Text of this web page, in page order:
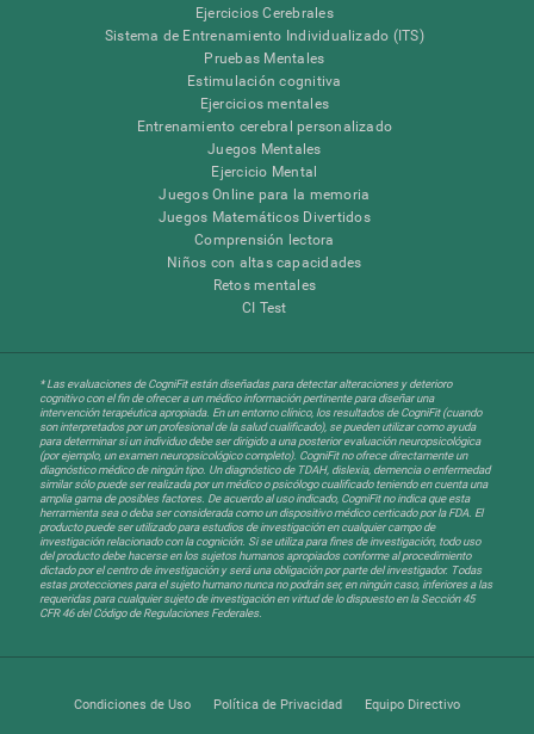
Ejercicios Cerebrales
Sistema de Entrenamiento Individualizado (ITS)
Pruebas Mentales
Estimulación cognitiva
Ejercicios mentales
Entrenamiento cerebral personalizado
Juegos Mentales
Ejercicio Mental
Juegos Online para la memoria
Juegos Matemáticos Divertidos
Comprensión lectora
Niños con altas capacidades
Retos mentales
CI Test
* Las evaluaciones de CogniFit están diseñadas para detectar alteraciones y deterioro
cognitivo con el fin de ofrecer a un médico información pertinente para diseñar una
intervención terapéutica apropiada. En un entorno clínico, los resultados de CogniFit (cuando
son interpretados por un profesional de la salud cualificado), se pueden utilizar como ayuda
para determinar si un individuo debe ser dirigido a una posterior evaluación neuropsicológica
(por ejemplo, un examen neuropsicológico completo). CogniFit no ofrece directamente un
diagnóstico médico de ningún tipo. Un diagnóstico de TDAH, dislexia, demencia o enfermedad
similar sólo puede ser realizada por un médico o psicólogo cualificado teniendo en cuenta una
amplia gama de posibles factores. De acuerdo al uso indicado, CogniFit no indica que esta
herramienta sea o deba ser considerada como un dispositivo médico certicado por la FDA. El
producto puede ser utilizado para estudios de investigación en cualquier campo de
investigación relacionado con la cognición. Si se utiliza para fines de investigación, todo uso
del producto debe hacerse en los sujetos humanos apropiados conforme al procedimiento
dictado por el centro de investigación y será una obligación por parte del investigador. Todas
estas protecciones para el sujeto humano nunca no podrán ser, en ningún caso, inferiores a las
requeridas para cualquier sujeto de investigación en virtud de lo dispuesto en la Sección 45
CFR 46 del Código de Regulaciones Federales.
Condiciones de Uso Política de Privacidad Equipo Directivo